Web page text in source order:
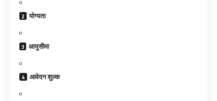
योग्यता
आयुसीमा
आवेदन शुल्क